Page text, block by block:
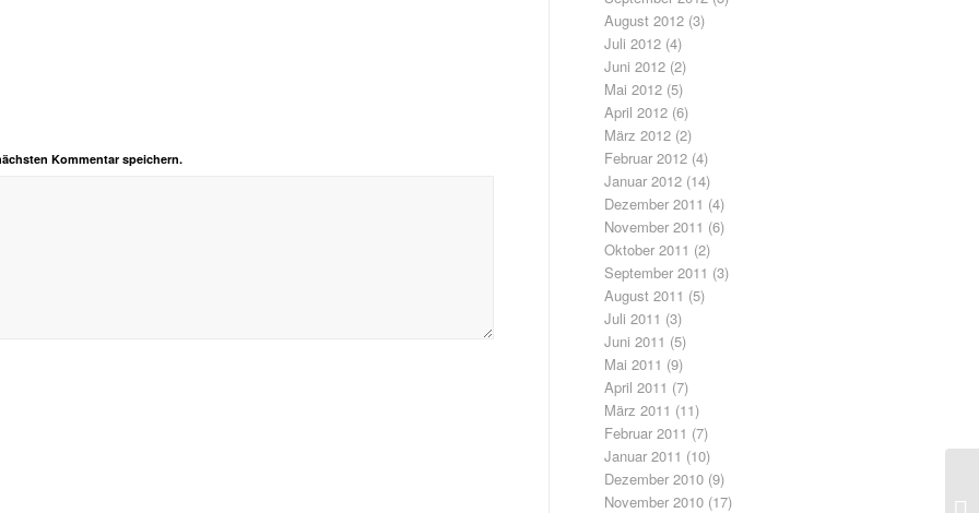
Kommentar speichern.
August 2012 (3)
Juli 2012 (4)
Juni 2012 (2)
Mai 2012 (5)
April 2012 (6)
März 2012 (2)
Februar 2012 (4)
Januar 2012 (14)
Dezember 2011 (4)
November 2011 (6)
Oktober 2011 (2)
September 2011 (3)
August 2011 (5)
Juli 2011 (3)
Juni 2011 (5)
Mai 2011 (9)
April 2011 (7)
März 2011 (11)
Februar 2011 (7)
Januar 2011 (10)
Dezember 2010 (9)
November 2010 (17)